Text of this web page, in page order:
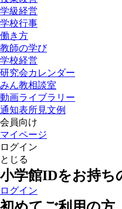
学級経営
学校行事
働き方
教師の学び
学校経営
研究会カレンダー
みん教相談室
動画ライブラリー
通知表所見文例
会員向け
マイページ
ログイン
とじる
小学館IDをお持ち
ログイン